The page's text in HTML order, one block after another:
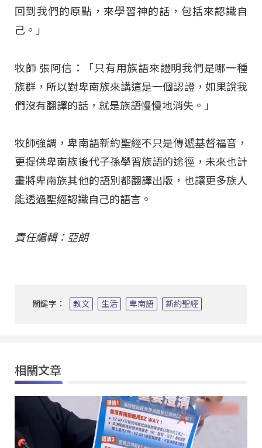
回到我們的原點，來學習神的話，包括來認識自
己。」
牧師 張阿信：「只有用族語來證明我們是哪一種
族群，所以對卑南族來講這是一個認證，如果說我
們沒有翻譯的話，就是族語慢慢地消失。」
牧師強調，卑南語新約聖經不只是傳遞基督福音，
更提供卑南族後代子孫學習族語的途徑，未來也計
畫將卑南族其他的語別都翻譯出版，也讓更多族人
能透過聖經認識自己的語言。
責任編輯：亞朗
關鍵字： 教文 生活 卑南語 新約聖經
相關文章